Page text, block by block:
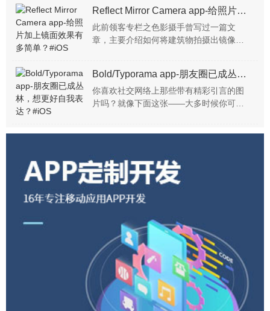
辑。那么，共享充电宝这么受欢迎的原因
是什么？共享充电宝之所以火，是因为资
本的力量吗？共享充电宝本身有什么吸引
Reflect Mirror Camera app-给照片加上镜面效果有多简单？#iOS
此前领客专栏之色影摄手曾写过一篇文
章，主要介绍如何将建筑物拍摄出镜像的
见，然而反射效果往往很不理想。因此，
对于大多数人来，想要用...
Bold/Typorama app-朋友圈已成丛林，想更好自我表达？#iOS
你喜欢社交网络上那些带有精彩引言的图
片吗？就像下面这张——大多时候你可能